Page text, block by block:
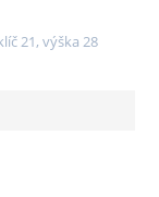
21, výška 28